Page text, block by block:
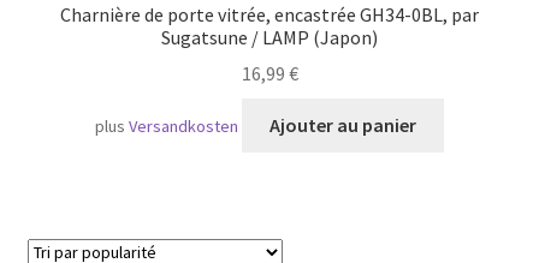
Charnière de porte vitrée, encastrée GH34-0BL, par
Sugatsune / LAMP (Japon)
16,99 €
plusVersandkosten Ajouter au panier